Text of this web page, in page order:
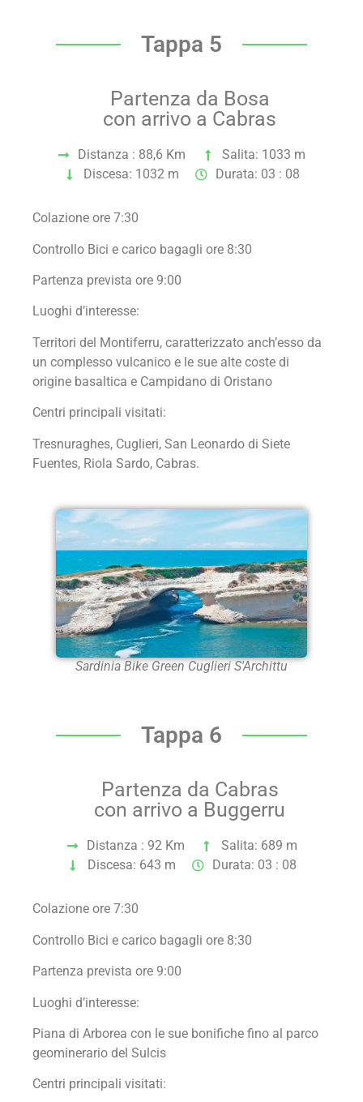
Tappa 5
Partenza da Bosa
con arrivo a Cabras
Distanza : 88,6 Km
Salita: 1033 m
Discesa: 1032 m
Durata: 03 : 08
Colazione ore 7:30
Controllo Bici e carico bagagli ore 8:30
Partenza prevista ore 9:00
Luoghi d’interesse:
Territori del Montiferru, caratterizzato anch’esso da
un complesso vulcanico e le sue alte coste di
origine basaltica e Campidano di Oristano
Centri principali visitati:
Tresnuraghes, Cuglieri, San Leonardo di Siete
Fuentes, Riola Sardo, Cabras.
Sardinia Bike Green Cuglieri S'Archittu
Tappa 6
Partenza da Cabras
con arrivo a Buggerru
Distanza : 92 Km
Salita: 689 m
Discesa: 643 m
Durata: 03 : 08
Colazione ore 7:30
Controllo Bici e carico bagagli ore 8:30
Partenza prevista ore 9:00
Luoghi d’interesse:
Piana di Arborea con le sue bonifiche fino al parco
geominerario del Sulcis
Centri principali visitati: